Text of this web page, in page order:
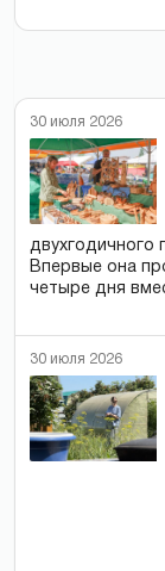
30 июля 2026
двухгодичного
Впервые она
четыре дня
30 июля 2026